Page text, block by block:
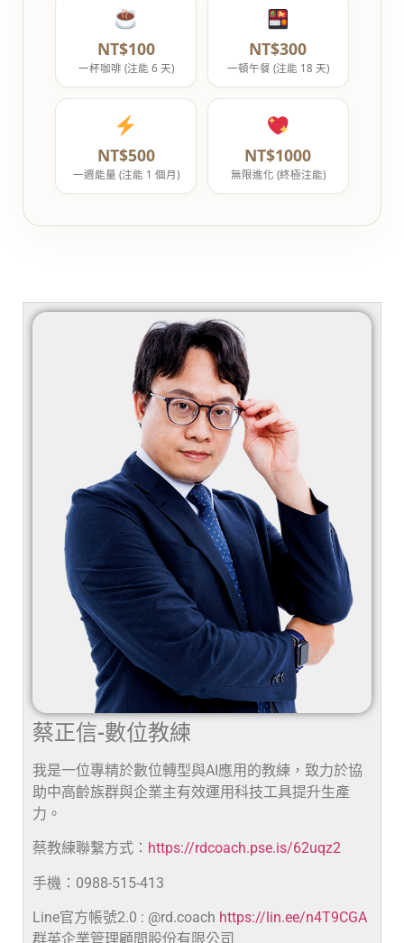
NT$100
一杯咖啡 (注能 6 天)
NT$300
一頓午餐 (注能 18 天)
NT$500
一週能量 (注能 1 個月)
NT$1000
無限進化 (終極注能)
蔡正信-數位教練
我是一位專精於數位轉型與AI應用的教練，致力於協
助中高齡族群與企業主有效運用科技工具提升生產
力。
蔡教練聯繫方式： https://rdcoach.pse.is/62uqz2
手機：0988-515-413
Line官方帳號2.0 : @rd.coach https://lin.ee/n4T9CGA
群英企業管理顧問股份有限公司